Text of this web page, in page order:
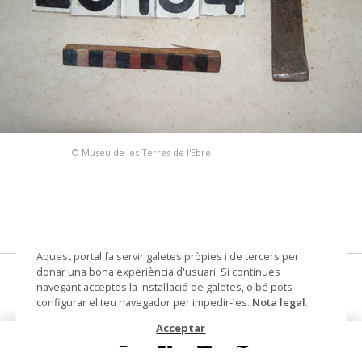
© Museu de les Terres de l'Ebre
escarpi
Materials i tècniques ferro
Aquest portal fa servir galetes pròpies i de tercers per
donar una bona experiència d'usuari. Si continues
navegant acceptes la instal·lació de galetes, o bé pots
configurar el teu navegador per impedir-les. Nota legal.
Acceptar